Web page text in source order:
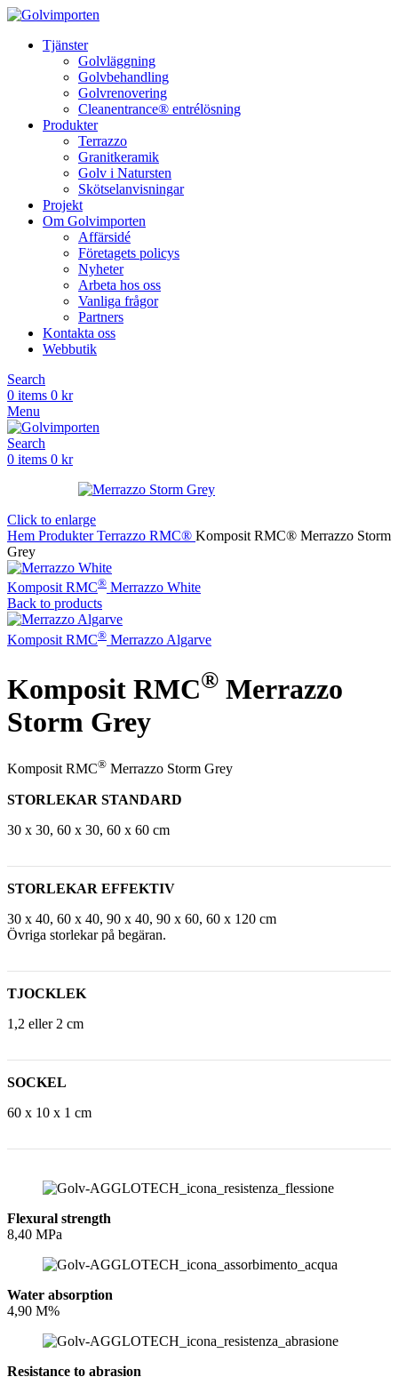
Tjänster
Golvläggning
Golvbehandling
Golvrenovering
Cleanentrance® entrélösning
Produkter
Terrazzo
Granitkeramik
Golv i Natursten
Skötselanvisningar
Projekt
Om Golvimporten
Affärsidé
Företagets policys
Nyheter
Arbeta hos oss
Vanliga frågor
Partners
Kontakta oss
Webbutik
Search
0 items 0 kr
Menu
Search
0 items 0 kr
Click to enlarge
Hem ProdukterTerrazzo RMC® Komposit RMC® Merrazzo Storm
Grey
Komposit RMC® Merrazzo White
Back to products
Komposit RMC® Merrazzo Algarve
Komposit RMC® Merrazzo
Storm Grey
Komposit RMC® Merrazzo Storm Grey
STORLEKAR STANDARD
30 x 30, 60 x 30, 60 x 60 cm
STORLEKAR EFFEKTIV
30 x 40, 60 x 40, 90 x 40, 90 x 60, 60 x 120 cm
Övriga storlekar på begäran.
TJOCKLEK
1,2 eller 2 cm
SOCKEL
60 x 10 x 1 cm
Flexural strength
8,40 MPa
Water absorption
4,90 M%
Resistance to abrasion